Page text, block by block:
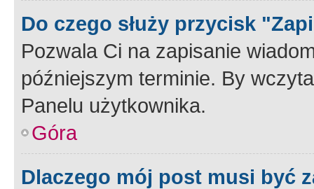
Do czego służy przycisk
Pozwala Ci na zapisanie
późniejszym terminie. By
Panelu użytkownika.
Góra
Dlaczego mój post musi być